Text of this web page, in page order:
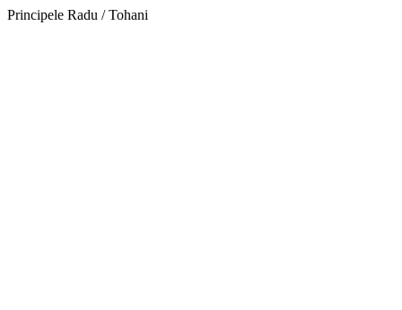
Principele Radu / Tohani